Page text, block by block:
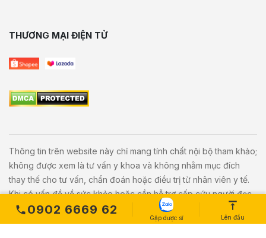
THƯƠNG MẠI ĐIỆN TỬ
Thông tin trên website này chỉ mang tính chất nội bộ tham khảo;
không được xem là tư vấn y khoa và không nhằm mục đích
thay thế cho tư vấn, chẩn đoán hoặc điều trị từ nhân viên y tế.
Khi có vấn đề về sức khỏe hoặc cần hỗ trợ cấp cứu người đọc
cần liên hệ bác sĩ và cơ sở y tế gần nhất.
0902 6669 62
Gặp dược sĩ Lên đầu